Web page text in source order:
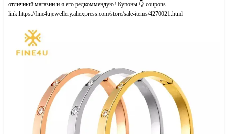
отличный магазин и я его редкоммендую! Купоны 👇 coupons
link:https://fine4ujewellery.aliexpress.com/store/sale-items/4270021.html